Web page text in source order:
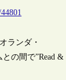
ランダ・
の間で”Read &